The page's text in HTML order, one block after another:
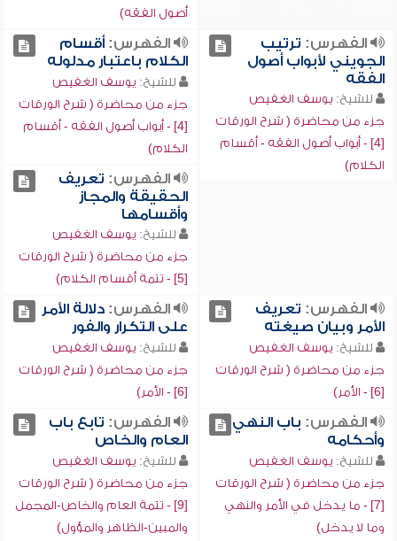
أصول الفقه)
الفهرس: ترتيب
الجويني لأبواب أصول
الفقه
للشيخ: يوسف الغفيص
جزء من محاضرة ( شرح الورقات
[4] - أبواب أصول الفقه - أقسام
الكلام)
الفهرس:أقسام
الكلام باعتبار مدلوله
للشيخ: يوسف الغفيص
جزء من محاضرة ( شرح الورقات
[4] - أبواب أصول الفقه - أقسام
الكلام)
الفهرس: تعريف
الحقيقة والمجاز
وأقسامها
للشيخ: يوسف الغفيص
جزء من محاضرة ( شرح الورقات
[5] - تتمة أقسام الكلام)
الفهرس: تعريف
الأمر وبيان صيغته
للشيخ: يوسف الغفيص
جزء من محاضرة ( شرح الورقات
[6] - الأمر)
الفهرس:دلالة الأمر
على التكرار والفور
للشيخ: يوسف الغفيص
جزء من محاضرة ( شرح الورقات
[6] - الأمر)
الفهرس: باب النهي
وأحكامه
للشيخ: يوسف الغفيص
جزء من محاضرة ( شرح الورقات
[7] - ما يدخل في الأمر والنهي
وما لا يدخل)
الفهرس: تابع باب
العام والخاص
للشيخ: يوسف الغفيص
جزء من محاضرة ( شرح الورقات
[9] - تتمة العام والخاص-المجمل
والمبين-الظاهر والمؤول)